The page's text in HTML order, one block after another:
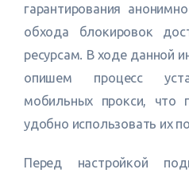
гарантирования
обхода блокировок
ресурсам. В ходе данной
опишем процесс
мобильных прокси, что
удобно использовать их
Перед настройкой